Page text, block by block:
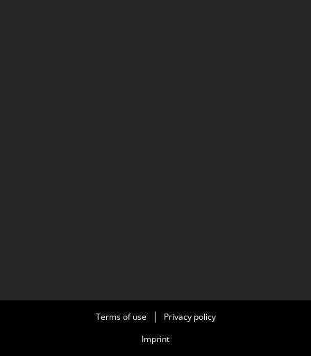
Terms of use
Privacy policy
Imprint